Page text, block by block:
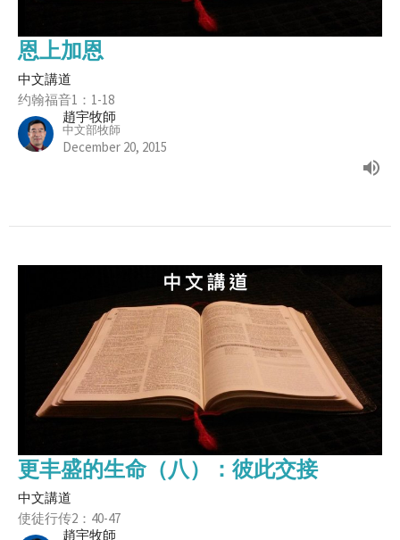
恩上加恩
中文講道
约翰福音1：1-18
趙宇牧師
中文部牧師
December 20, 2015
更丰盛的生命（八）：彼此交接
中文講道
使徒行传2：40-47
趙宇牧師